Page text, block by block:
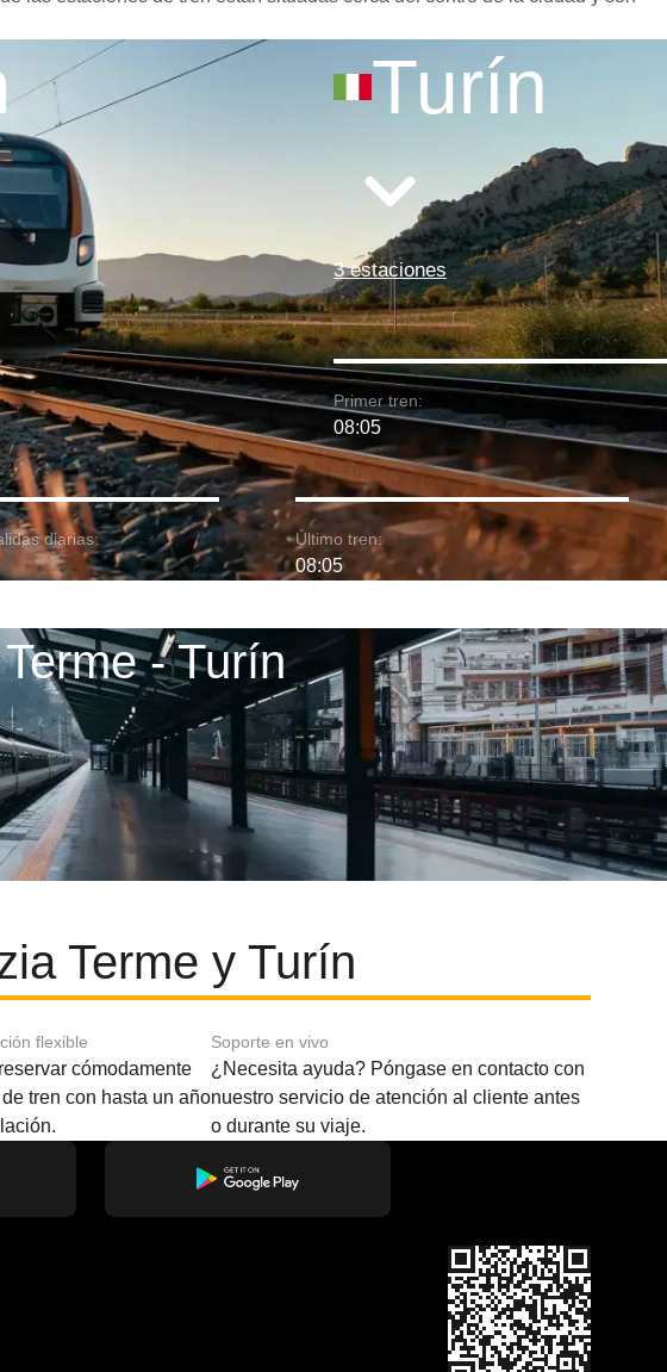
Turín
3 estaciones
Primer tren:
08:05
diarias: Último tren:
08:05
- Turín
Terme y Turín
flexible
cómodamente
tren con hasta un año
Soporte en vivo
¿Necesita ayuda? Póngase en contacto con
nuestro servicio de atención al cliente antes
o durante su viaje.